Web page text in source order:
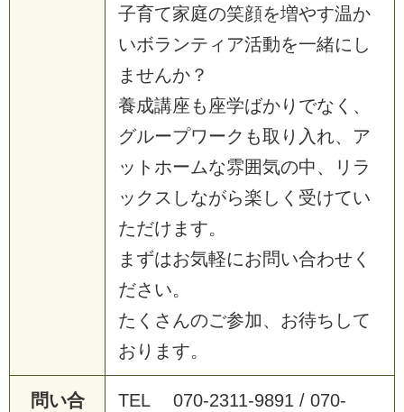
子育て家庭の笑顔を増やす温か
いボラ ンテ ィ ア活動を一緒に し
ま せんか ？
養成講座も座学ばかり でな く 、
グループワーク も取 り 入れ、 ア
ッ ト ホームな雰囲気の中、 リ ラ
ッ クス しながら楽 し く 受けてい
ただけま す。
ま ずはお気軽にお問い合わせ く
ださ い。
た く さ んのご参加、 お待ち して
お り ま す。
問い合
TEL 070-2311-9891 / 070-